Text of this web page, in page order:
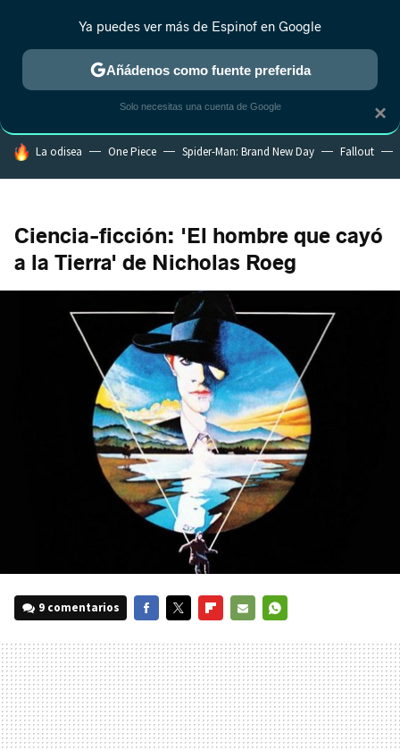
ESTRENOS REALITY ANIME RANKINGS CINE
HOY SE HABLA DE
La odisea One Piece Spider-Man: Brand New Day Fallout
Ciencia-ficción: 'El hombre que cayó
a la Tierra' de Nicholas Roeg
9 comentarios
MAIL
×
Ya puedes ver más de Espinof en Google
Añádenos como fuente preferida
Solo necesitas una cuenta de Google